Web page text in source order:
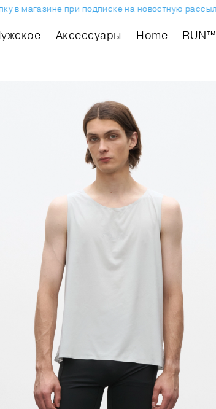
магазине при подписке на новостную рассылку.
Аксессуары Home RUN™